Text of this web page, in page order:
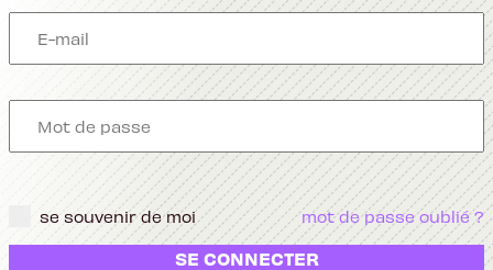
se souvenir de moi mot de passe oublié ?
SE CONNECTER